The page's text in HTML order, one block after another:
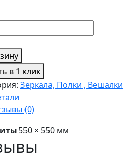
в 1 клик
Зеркала, Полки , Вешалки
(0)
550 × 550 мм